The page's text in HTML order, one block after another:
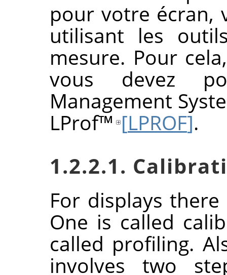
pour votre écran,
utilisant les
mesure. Pour
vous devez
Management
LProf™ [LPROF].
1.2.2.1.
For displays
One is called
called profiling.
involves two